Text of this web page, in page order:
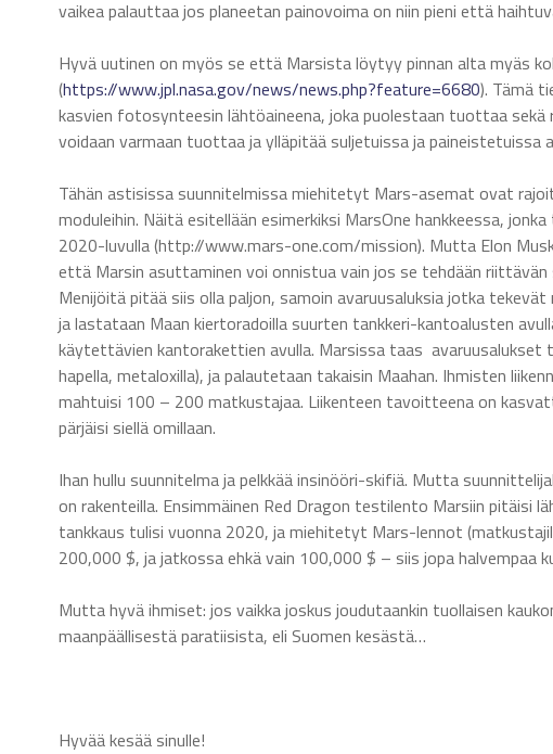
vaikea palauttaa jos planeetan painovoima on niin pieni että
Hyvä uutinen on myös se että Marsista löytyy pinnan alta myäs
(https://www.jpl.nasa.gov/news/news.php?feature=6680). Tämä
kasvien fotosynteesin lähtöaineena, joka puolestaan tuottaa sekä
voidaan varmaan tuottaa ja ylläpitää suljetuissa ja paineistetuissa
Tähän astisissa suunnitelmissa miehitetyt Mars-asemat ovat
moduleihin. Näitä esitellään esimerkiksi MarsOne hankkeessa,
2020-luvulla (http://www.mars-one.com/mission). Mutta Elon
että Marsin asuttaminen voi onnistua vain jos se tehdään
Menijöitä pitää siis olla paljon, samoin avaruusaluksia jotka
ja lastataan Maan kiertoradoilla suurten tankkeri-kantoalusten
käytettävien kantorakettien avulla. Marsissa taas
hapella, metaloxilla), ja palautetaan takaisin Maahan. Ihmisten
mahtuisi 100 – 200 matkustajaa. Liikenteen tavoitteena on
pärjäisi siellä omillaan.
Ihan hullu suunnitelma ja pelkkää insinööri-skifiä. Mutta
on rakenteilla. Ensimmäinen Red Dragon testilento Marsiin pitäisi
tankkaus tulisi vuonna 2020, ja miehitetyt Mars-lennot
200,000 $, ja jatkossa ehkä vain 100,000 $ – siis jopa halvempaa
Mutta hyvä ihmiset: jos vaikka joskus joudutaankin tuollaisen
maanpäällisestä paratiisista, eli Suomen kesästä…
Hyvää kesää sinulle!